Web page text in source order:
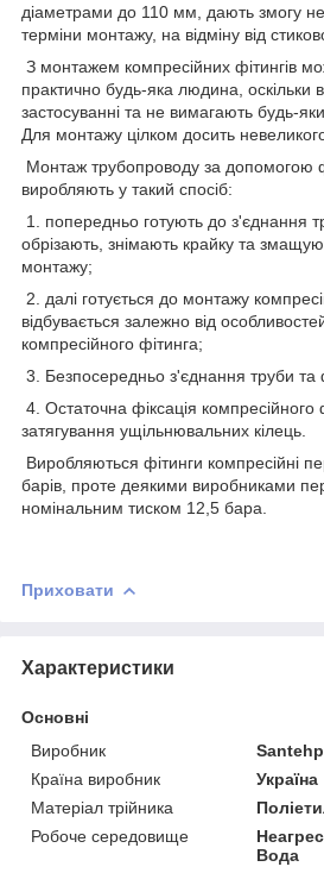
діаметрами до 110 мм, дають змогу
терміни монтажу, на відміну від
З монтажем компресійних фітингів
практично будь-яка людина, оскільки
застосуванні та не вимагають будь-
Для монтажу цілком досить
Монтаж трубопроводу за допомогою
виробляють у такий спосіб:
1. попередньо готують до з'єднання
обрізають, знімають крайку та
монтажу;
2. далі готується до монтажу
відбувається залежно від
компресійного фітинга;
3. Безпосередньо з'єднання труби та
4. Остаточна фіксація
затягування ущільнювальних кілець.
Виробляються фітинги компресійні
барів, проте деякими виробниками
номінальним тиском 12,5 бара.
Приховати
Характеристики
Основні
Виробник
Країна виробник
Україна
Матеріал трійника
Робоче середовище
Вода